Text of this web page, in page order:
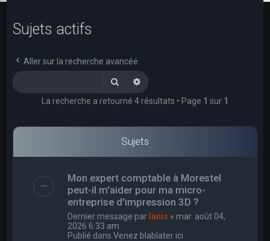
Sujets actifs
Aller sur la recherche avancée
RechercherRecherche avancée
La recherche a retourné 4 résultats • Page 1 sur 1
Sujets
Mon expert comptable à Morestel
peut-il m'aider pour ma micro-
entreprise d'impression 3D ?
Dernier message par Ianis « mar. août 04,
2026 6:33 am
Publié dansVenez blablater ici